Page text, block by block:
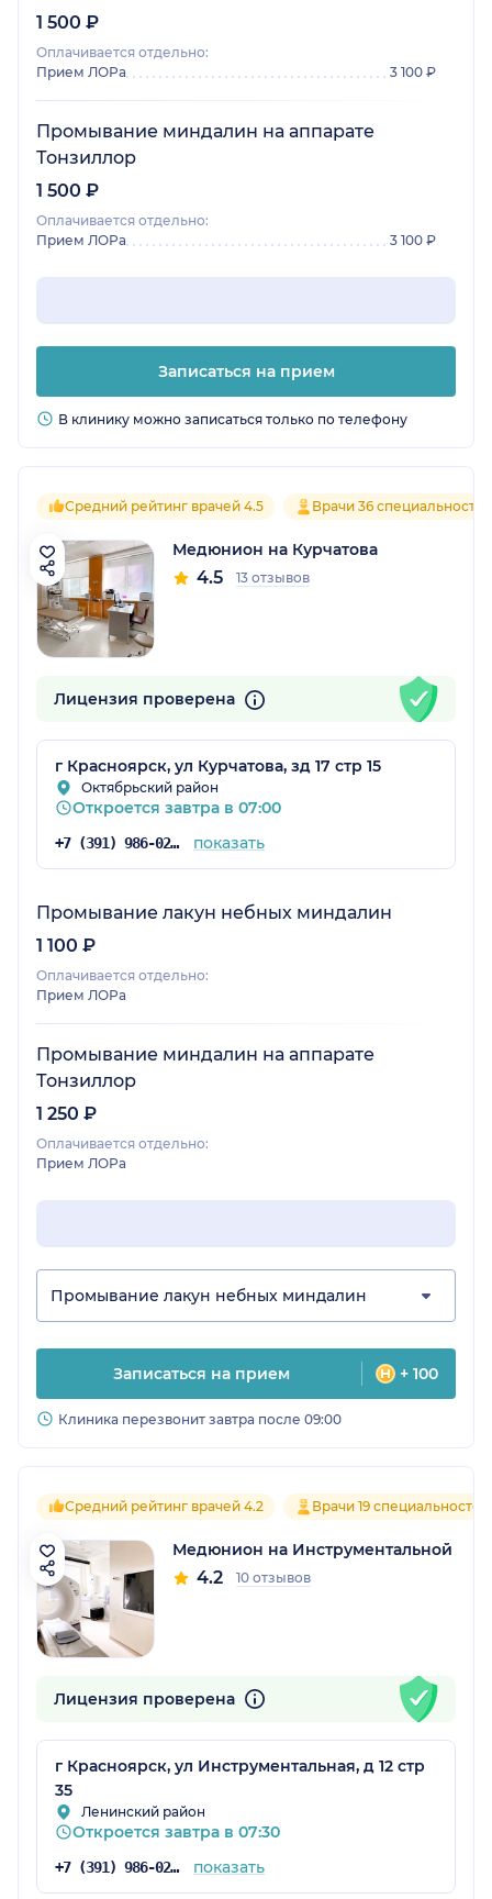
1 500 ₽
Оплачивается отдельно:
Прием ЛОРа
3 100 ₽
Промывание миндалин на аппарате
Тонзиллор
1 500 ₽
Оплачивается отдельно:
Прием ЛОРа
3 100 ₽
Записаться на прием
В клинику можно записаться только по телефону
Средний рейтинг врачей 4.5 Врачи 36 специальностей
Медюнион на Курчатова
4.5 13 отзывов
Лицензия проверена
г Красноярск, ул Курчатова, зд 17 стр 15
Октябрьский район
Откроется завтра в 07:00
+7 (391) 986-02-13 показать
Промывание лакун небных миндалин
1 100 ₽
Оплачивается отдельно:
Прием ЛОРа
Промывание миндалин на аппарате
Тонзиллор
1 250 ₽
Оплачивается отдельно:
Прием ЛОРа
Промывание лакун небных миндалин
Записаться на прием + 100
Клиника перезвонит завтра после 09:00
Средний рейтинг врачей 4.2 Врачи 19 специальностей
Медюнион на Инструментальной
4.2 10 отзывов
Лицензия проверена
г Красноярск, ул Инструментальная, д 12 стр
35
Ленинский район
Откроется завтра в 07:30
+7 (391) 986-02-13 показать